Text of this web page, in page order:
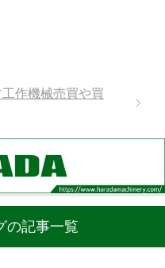
作機械売買や買
の記事一覧